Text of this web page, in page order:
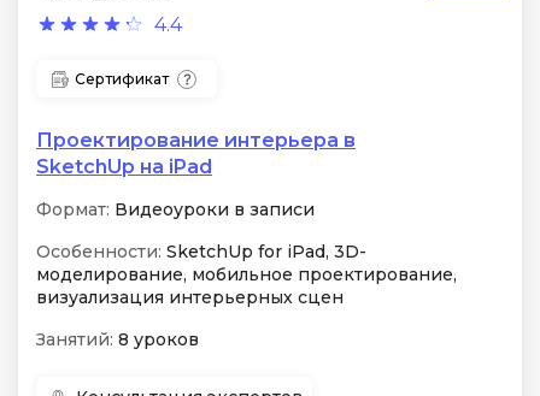
4.4
Сертификат
Проектирование интерьера в
SketchUp на iPad
Формат: Видеоуроки в записи
Особенности: SketchUp for iPad, 3D-
моделирование, мобильное проектирование,
визуализация интерьерных сцен
Занятий: 8 уроков